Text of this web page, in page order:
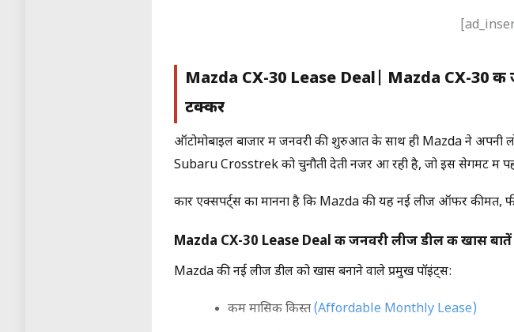
Mazda CX-30 Lease Deal| Mazda CX-30
टक्कर
ऑटोमोबाइल बाजार में जनवरी की शुरुआत के साथ ही Mazda ने अपनी
Subaru Crosstrek को चुनौती देती नजर आ रही है, जो इस सेगमेंट में
कार एक्सपर्ट्स का मानना है कि Mazda की यह नई लीज ऑफर कीमत,
Mazda CX-30 Lease Deal की जनवरी लीज डील की खास बातें
Mazda की नई लीज डील को खास बनाने वाले प्रमुख पॉइंट्स:
कम मासिक किस्त(Affordable Monthly Lease)